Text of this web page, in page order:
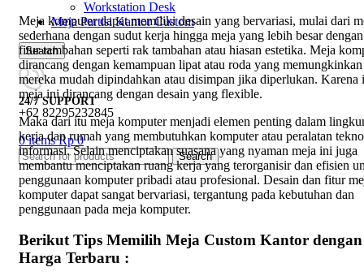
Workstation Desk
Meja Partisi Kantor Custom
Search
24/7 SUPPORT
+62 82295232845
0items Rp0
Search
Meja komputer dapat memiliki desain yang bervariasi, mulai dari
sederhana dengan sudut kerja hingga meja yang lebih besar
fitur tambahan seperti rak tambahan atau hiasan estetika. Meja
dirancang dengan kemampuan lipat atau roda yang memungkinkan
mereka mudah dipindahkan atau disimpan jika diperlukan. Karena
meja ini dirancang dengan desain yang flexible.
Maka dari itu meja komputer menjadi elemen penting dalam
kerja dan rumah yang membutuhkan komputer atau peralatan
informasi. Selain menciptakan suasana yang nyaman meja ini juga
membantu menciptakan ruang kerja yang terorganisir dan efisien
penggunaan komputer pribadi atau profesional. Desain dan fitur
komputer dapat sangat bervariasi, tergantung pada kebutuhan dan
penggunaan pada meja komputer.
Berikut Tips Memilih Meja Custom Kantor dengan
Harga Terbaru :